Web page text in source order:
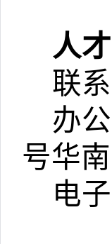
人
联
办
号华
电